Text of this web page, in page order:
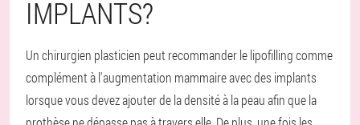
IMPLANTS?
Un chirurgien plasticien peut recommander le lipofilling comme
complément à l'augmentation mammaire avec des implants
lorsque vous devez ajouter de la densité à la peau afin que la